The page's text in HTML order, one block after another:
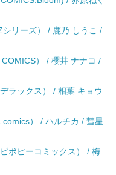
リーズ） / 鹿乃 しうこ /
） / 櫻井 ナナコ /
ラックス） / 相葉 キョウ
） / ハルチカ / 彗星
ボピーコミックス） / 梅